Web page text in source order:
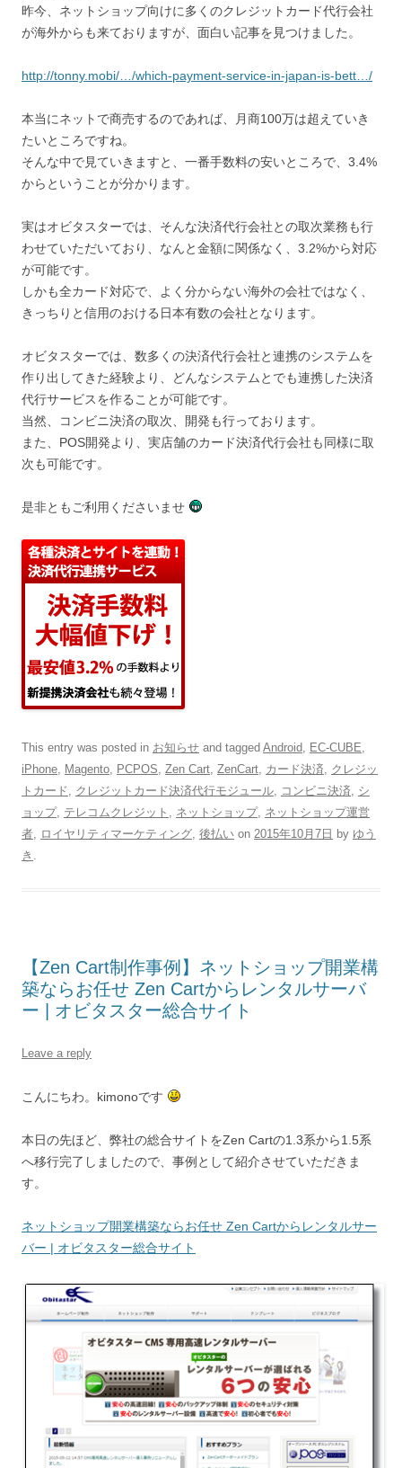
昨今、ネットショップ向けに多くのクレジットカード代行会社
が海外からも来ておりますが、面白い記事を見つけました。
http://tonny.mobi/…/which-payment-service-in-japan-is-bett…/
本当にネットで商売するのであれば、月商100万は超えていき
たいところですね。
そんな中で見ていきますと、一番手数料の安いところで、3.4%
からということが分かります。
実はオビタスターでは、そんな決済代行会社との取次業務も行
わせていただいており、なんと金額に関係なく、3.2%から対応
が可能です。
しかも全カード対応で、よく分からない海外の会社ではなく、
きっちりと信用のおける日本有数の会社となります。
オビタスターでは、数多くの決済代行会社と連携のシステムを
作り出してきた経験より、どんなシステムとでも連携した決済
代行サービスを作ることが可能です。
当然、コンビニ決済の取次、開発も行っております。
また、POS開発より、実店舗のカード決済代行会社も同様に取
次も可能です。
是非ともご利用くださいませ
This entry was posted in お知らせ and tagged Android EC-CUBE
iPhone Magento PCPOS Zen Cart ZenCart カード決済
クレジッ
トカード
クレジットカード決済代行モジュール コンビニ決済
シ
ョップ, テレコムクレジット ネットショップ, ネットショップ運営
者
ロイヤリティマーケティング 後払い on 2015年10月7日 by ゆう
き
【Zen Cart制作事例】ネットショップ開業構
築ならお任せ Zen Cartからレンタルサーバ
ー | オビタスター総合サイト
Leave a reply
こんにちわ。kimonoです
本日の先ほど、弊社の総合サイトをZen Cartの1.3系から1.5系
へ移行完了しましたので、事例として紹介させていただきま
す。
ネットショップ開業構築ならお任せ Zen Cartからレンタルサー
バー | オビタスター総合サイト